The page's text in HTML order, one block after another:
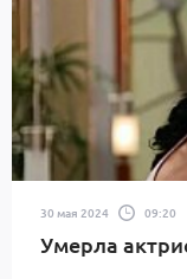
30 мая 2024 09:20
Умерла